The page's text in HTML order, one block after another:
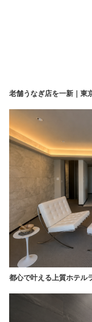
老舗うなぎ店を一新｜東
都心で叶える上質ホテル